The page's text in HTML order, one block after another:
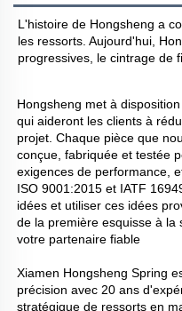
L'histoire de Hongsheng a
les ressorts. Aujourd'hui,
progressives, le cintrage de
Hongsheng met à
qui aideront les clients à
projet. Chaque pièce que
conçue, fabriquée et testée
exigences de performance,
ISO 9001:2015 et IATF
idées et utiliser ces idées
de la première esquisse à la
votre partenaire fiable
Xiamen Hongsheng Spring
précision avec 20 ans
stratégique de ressorts en